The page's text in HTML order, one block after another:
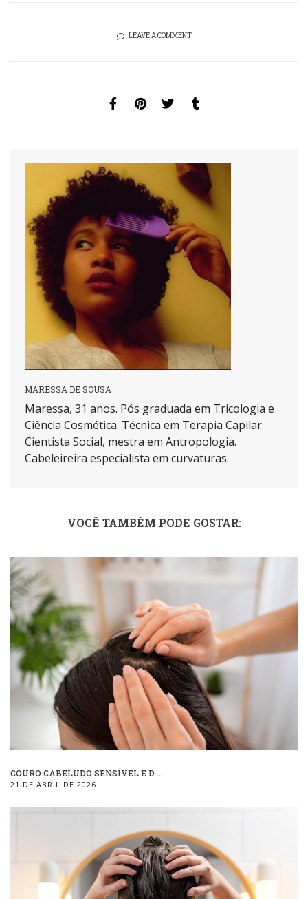
LEAVE A COMMENT
MARESSA DE SOUSA
Maressa, 31 anos. Pós graduada em Tricologia e
Ciência Cosmética. Técnica em Terapia Capilar.
Cientista Social, mestra em Antropologia.
Cabeleireira especialista em curvaturas.
VOCÊ TAMBÉM PODE GOSTAR:
COURO CABELUDO SENSÍVEL E D ...
21 DE ABRIL DE 2026